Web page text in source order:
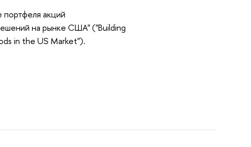
акций
на рынке США" ("Building
in the US Market").